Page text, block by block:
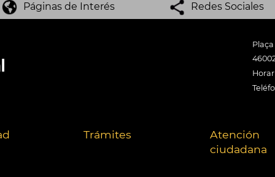
Páginas de Interés Redes Sociales
Trámites
Atención
ciudadana